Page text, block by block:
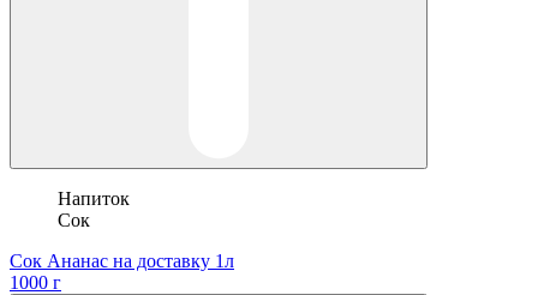
Напиток
Сок
Сок Ананас на доставку 1л
1000 г